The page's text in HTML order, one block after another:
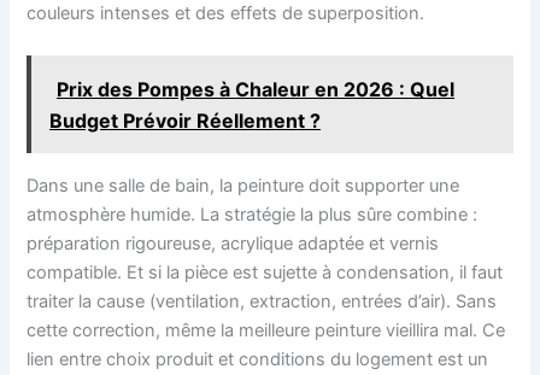
couleurs intenses et des effets de superposition.
Prix des Pompes à Chaleur en 2026 : Quel
Budget Prévoir Réellement ?
Dans une salle de bain, la peinture doit supporter une
atmosphère humide. La stratégie la plus sûre combine :
préparation rigoureuse, acrylique adaptée et vernis
compatible. Et si la pièce est sujette à condensation, il faut
traiter la cause (ventilation, extraction, entrées d’air). Sans
cette correction, même la meilleure peinture vieillira mal. Ce
lien entre choix produit et conditions du logement est un